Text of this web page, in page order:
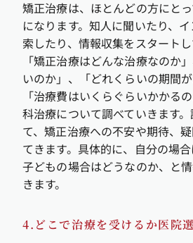
矯正治療は、ほとんどの方にと
になります。知人に聞いたり、
索したり、情報収集をスタートし
「矯正治療はどんな治療なのか
いのか」、「どれくらいの期間が
「治療費はいくらぐらいかかる
科治療について調べていきます
て、矯正治療への不安や期待、
てきます。具体的に、自分の場
子どもの場合はどうなのか、と
きます。
4.どこで治療を受けるか医院